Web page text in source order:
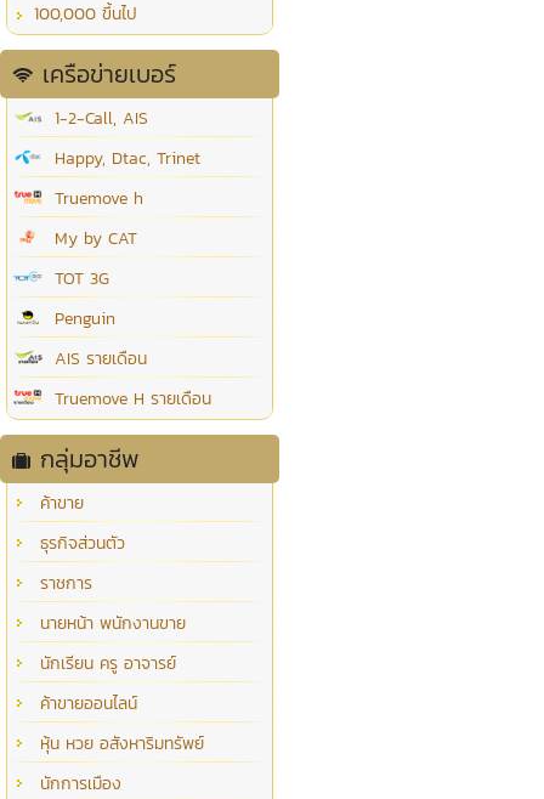
100,000 ขึ้นไป
เครือข่ายเบอร์
1-2-Call, AIS
Happy, Dtac, Trinet
Truemove h
My by CAT
TOT 3G
Penguin
AIS รายเดือน
Truemove H รายเดือน
กลุ่มอาชีพ
ค้าขาย
ธุรกิจส่วนตัว
ราชการ
นายหน้า พนักงานขาย
นักเรียน ครู อาจารย์
ค้าขายออนไลน์
หุ้น หวย อสังหาริมทรัพย์
นักการเมือง